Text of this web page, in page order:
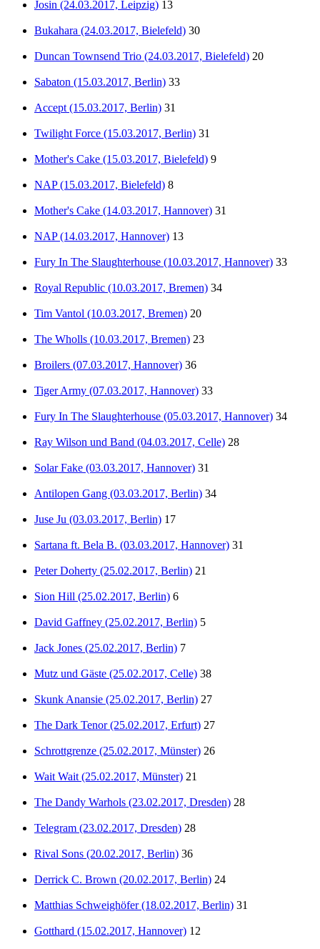
Josin (24.03.2017, Leipzig) 13
Bukahara (24.03.2017, Bielefeld) 30
Duncan Townsend Trio (24.03.2017, Bielefeld) 20
Sabaton (15.03.2017, Berlin) 33
Accept (15.03.2017, Berlin) 31
Twilight Force (15.03.2017, Berlin) 31
Mother's Cake (15.03.2017, Bielefeld) 9
NAP (15.03.2017, Bielefeld) 8
Mother's Cake (14.03.2017, Hannover) 31
NAP (14.03.2017, Hannover) 13
Fury In The Slaughterhouse (10.03.2017, Hannover) 33
Royal Republic (10.03.2017, Bremen) 34
Tim Vantol (10.03.2017, Bremen) 20
The Wholls (10.03.2017, Bremen) 23
Broilers (07.03.2017, Hannover) 36
Tiger Army (07.03.2017, Hannover) 33
Fury In The Slaughterhouse (05.03.2017, Hannover) 34
Ray Wilson und Band (04.03.2017, Celle) 28
Solar Fake (03.03.2017, Hannover) 31
Antilopen Gang (03.03.2017, Berlin) 34
Juse Ju (03.03.2017, Berlin) 17
Sartana ft. Bela B. (03.03.2017, Hannover) 31
Peter Doherty (25.02.2017, Berlin) 21
Sion Hill (25.02.2017, Berlin) 6
David Gaffney (25.02.2017, Berlin) 5
Jack Jones (25.02.2017, Berlin) 7
Mutz und Gäste (25.02.2017, Celle) 38
Skunk Anansie (25.02.2017, Berlin) 27
The Dark Tenor (25.02.2017, Erfurt) 27
Schrottgrenze (25.02.2017, Münster) 26
Wait Wait (25.02.2017, Münster) 21
The Dandy Warhols (23.02.2017, Dresden) 28
Telegram (23.02.2017, Dresden) 28
Rival Sons (20.02.2017, Berlin) 36
Derrick C. Brown (20.02.2017, Berlin) 24
Matthias Schweighöfer (18.02.2017, Berlin) 31
Gotthard (15.02.2017, Hannover) 12